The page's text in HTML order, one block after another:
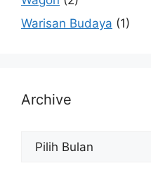
Warisan Budaya (1)
Archive
Archive